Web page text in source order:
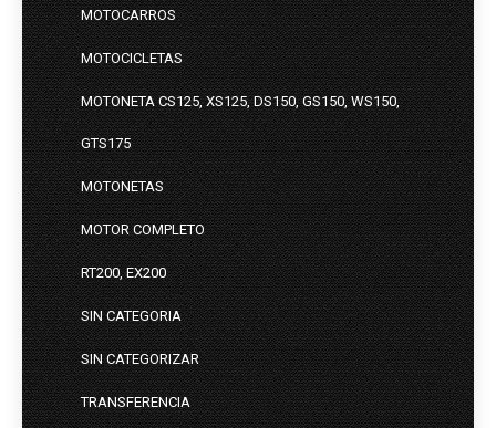
MOTOCARROS
MOTOCICLETAS
MOTONETA CS125, XS125, DS150, GS150, WS150,
GTS175
MOTONETAS
MOTOR COMPLETO
RT200, EX200
SIN CATEGORIA
SIN CATEGORIZAR
TRANSFERENCIA